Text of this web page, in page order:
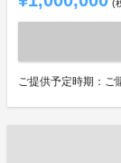
(
ご提供予定時期：ご